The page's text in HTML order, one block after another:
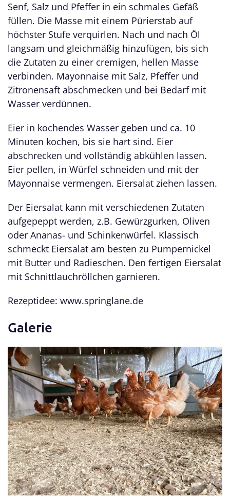
Senf, Salz und Pfeffer in ein schmales Gefäß
füllen. Die Masse mit einem Pürierstab auf
höchster Stufe verquirlen. Nach und nach Öl
langsam und gleichmäßig hinzufügen, bis sich
die Zutaten zu einer cremigen, hellen Masse
verbinden. Mayonnaise mit Salz, Pfeffer und
Zitronensaft abschmecken und bei Bedarf mit
Wasser verdünnen.
Eier in kochendes Wasser geben und ca. 10
Minuten kochen, bis sie hart sind. Eier
abschrecken und vollständig abkühlen lassen.
Eier pellen, in Würfel schneiden und mit der
Mayonnaise vermengen. Eiersalat ziehen lassen.
Der Eiersalat kann mit verschiedenen Zutaten
aufgepeppt werden, z.B. Gewürzgurken, Oliven
oder Ananas- und Schinkenwürfel. Klassisch
schmeckt Eiersalat am besten zu Pumpernickel
mit Butter und Radieschen. Den fertigen Eiersalat
mit Schnittlauchröllchen garnieren.
Rezeptidee: www.springlane.de
Galerie